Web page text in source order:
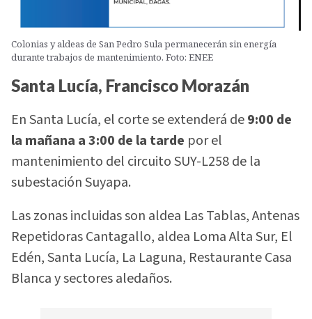
Colonias y aldeas de San Pedro Sula permanecerán sin energía
durante trabajos de mantenimiento. Foto: ENEE
Santa Lucía, Francisco Morazán
En Santa Lucía, el corte se extenderá de9:00 de
la mañana a 3:00 de la tarde por el
mantenimiento del circuito SUY-L258 de la
subestación Suyapa.
Las zonas incluidas son aldea Las Tablas, Antenas
Repetidoras Cantagallo, aldea Loma Alta Sur, El
Edén, Santa Lucía, La Laguna, Restaurante Casa
Blanca y sectores aledaños.